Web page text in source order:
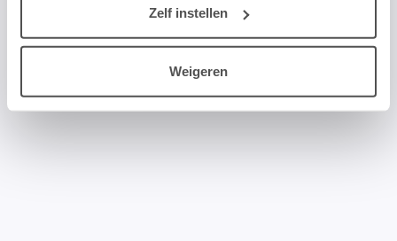
Zelf instellen
Weigeren